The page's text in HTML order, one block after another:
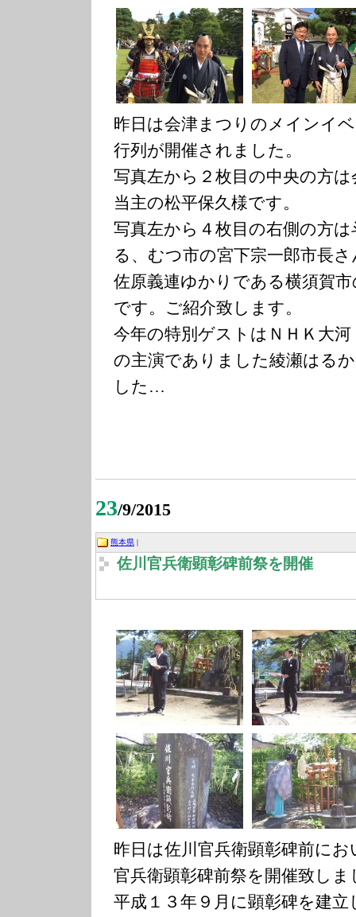
昨日は会津まつりのメインイ
行列が開催されました。
写真左から２枚目の中央の方
当主の松平保久様です。
写真左から４枚目の右側の方
る、むつ市の宮下宗一郎市長
佐原義連ゆかりである横須賀
です。ご紹介致します。
今年の特別ゲストはＮＨＫ大
の主演でありました綾瀬はる
した…
23/9/2015
熊本県 |
佐川官兵衛顕彰碑前祭を開催
昨日は佐川官兵衛顕彰碑前に
官兵衛顕彰碑前祭を開催致しま
平成１３年９月に顕彰碑を建